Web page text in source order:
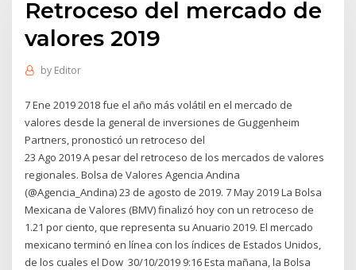
Retroceso del mercado de
valores 2019
by Editor
7 Ene 2019 2018 fue el año más volátil en el mercado de
valores desde la general de inversiones de Guggenheim
Partners, pronosticó un retroceso del
23 Ago 2019 A pesar del retroceso de los mercados de valores
regionales. Bolsa de Valores Agencia Andina
(@Agencia_Andina) 23 de agosto de 2019. 7 May 2019 La Bolsa
Mexicana de Valores (BMV) finalizó hoy con un retroceso de
1.21 por ciento, que representa su Anuario 2019. El mercado
mexicano terminó en línea con los índices de Estados Unidos,
de los cuales el Dow 30/10/2019 9:16 Esta mañana, la Bolsa